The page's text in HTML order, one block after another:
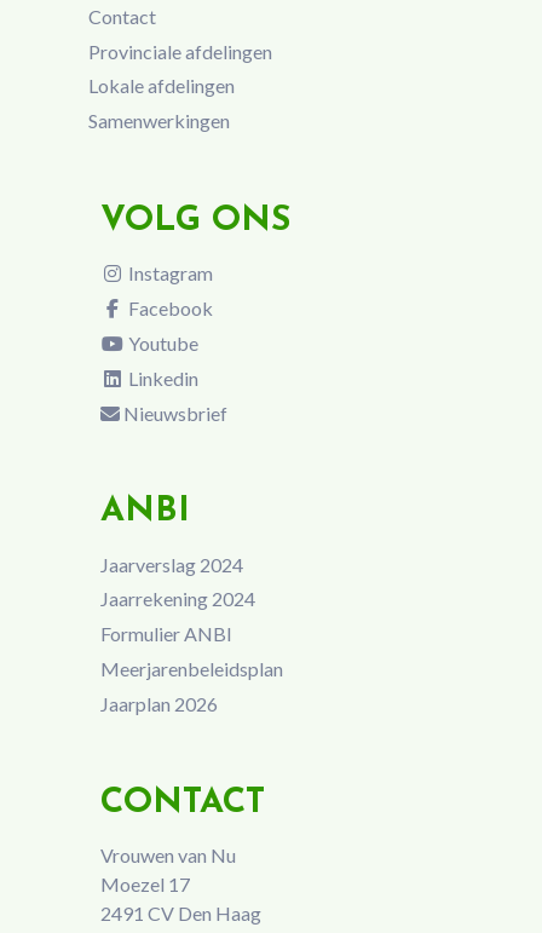
Contact
Provinciale afdelingen
Lokale afdelingen
Samenwerkingen
VOLG ONS
Instagram
Facebook
Youtube
Linkedin
Nieuwsbrief
ANBI
Jaarverslag 2024
Jaarrekening 2024
Formulier ANBI
Meerjarenbeleidsplan
Jaarplan 2026
CONTACT
Vrouwen van Nu
Moezel 17
2491 CV Den Haag